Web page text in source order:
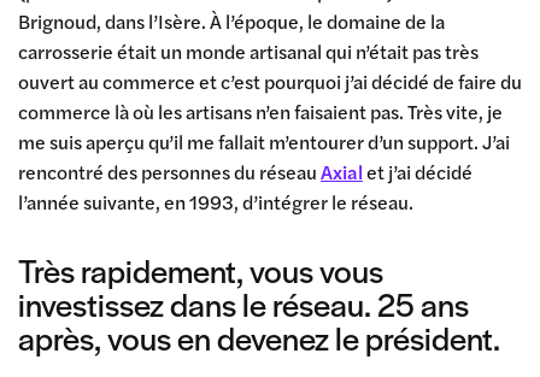
Brignoud, dans l’Isère. À l’époque, le domaine de la
carrosserie était un monde artisanal qui n’était pas très
ouvert au commerce et c’est pourquoi j’ai décidé de faire du
commerce là où les artisans n’en faisaient pas. Très vite, je
me suis aperçu qu’il me fallait m’entourer d’un support. J’ai
rencontré des personnes du réseauAxialet j’ai décidé
l’année suivante, en 1993, d’intégrer le réseau.
Très rapidement, vous vous
investissez dans le réseau. 25 ans
après, vous en devenez le président.